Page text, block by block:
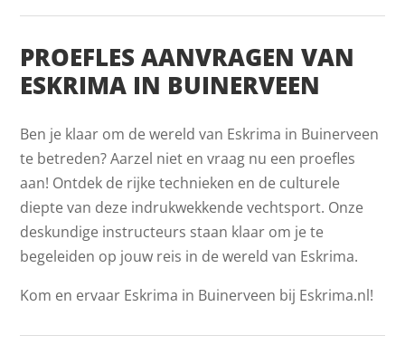
PROEFLES AANVRAGEN VAN
ESKRIMA IN BUINERVEEN
Ben je klaar om de wereld van Eskrima in Buinerveen
te betreden? Aarzel niet en vraag nu een proefles
aan! Ontdek de rijke technieken en de culturele
diepte van deze indrukwekkende vechtsport. Onze
deskundige instructeurs staan klaar om je te
begeleiden op jouw reis in de wereld van Eskrima.
Kom en ervaar Eskrima in Buinerveen bij Eskrima.nl!